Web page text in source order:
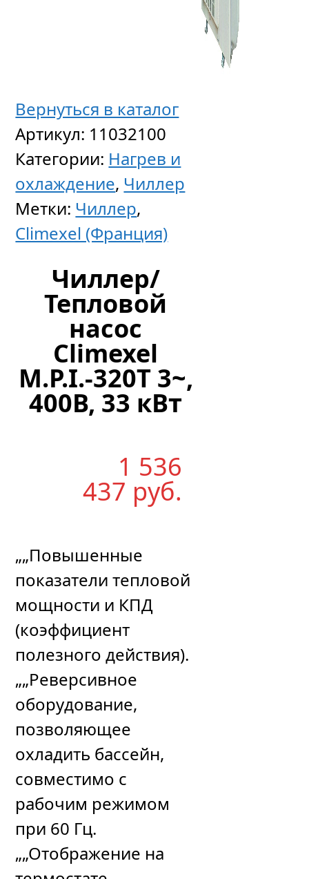
Вернуться в каталог
Артикул: 11032100
Категории: Нагрев и
охлаждение, Чиллер
Метки: Чиллер,
Climexel (Франция)
Чиллер/
Тепловой
насос
Climexel
M.P.I.-320T 3~,
400В, 33 кВт
1 536
437 руб.
„„Повышенные
показатели тепловой
мощности и КПД
(коэффициент
полезного действия).
„„Реверсивное
оборудование,
позволяющее
охладить бассейн,
совместимо с
рабочим режимом
при 60 Гц.
„„Отображение на